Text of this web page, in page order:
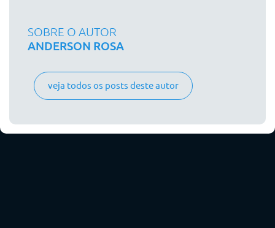
SOBRE O AUTOR
ANDERSON ROSA
veja todos os posts deste autor